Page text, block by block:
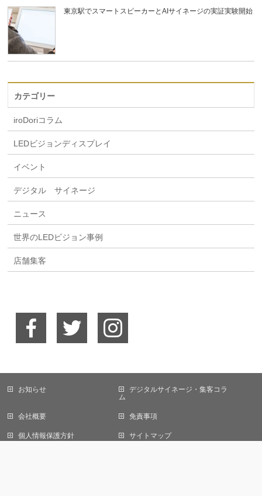
当サイトではCookieを使用します。Cookieの使用に関する詳細は「プライバ
シーポリシー」をご覧ください。
東京駅でスマートスピーカーとAIサイネージの実証実験開始
カテゴリー
iroDoriコラム
LEDビジョンディスプレイ
イベント
デジタル サイネージ
ニュース
世界のLEDビジョン事例
店舗集客
お知らせ
デジタルサイネージ・集客コラ
ム
会社概要 免責事項
個人情報保護方針 サイトマップ